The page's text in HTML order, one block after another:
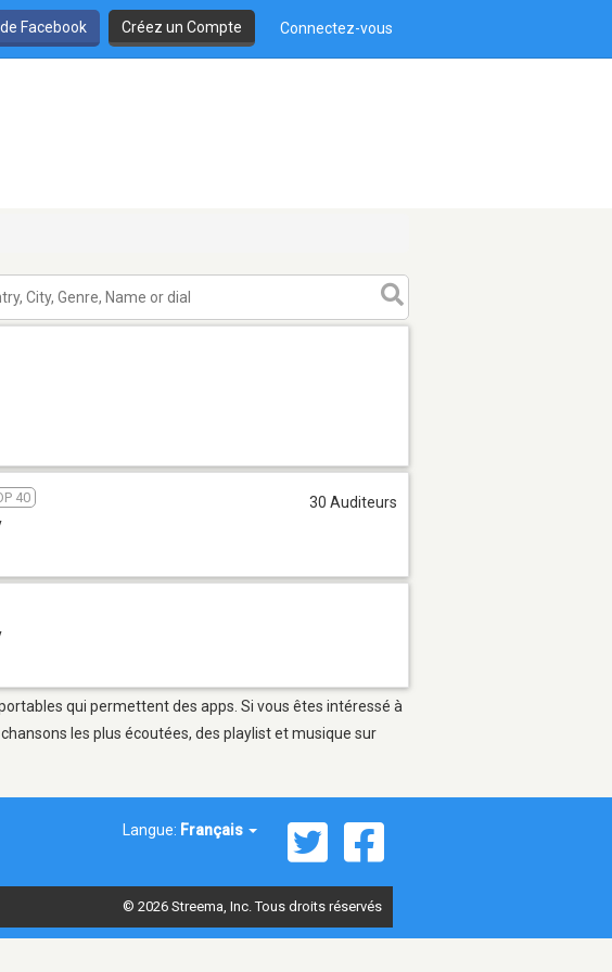
Facebook Créez un Compte Connectez-vous
40 30 Auditeurs
qui permettent des apps. Si vous êtes intéressé à
les plus écoutées, des playlist et musique sur
Langue: Français
© 2026 Streema, Inc. Tous droits réservés